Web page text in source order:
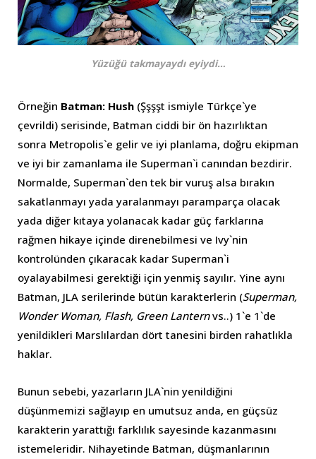
Yüzüğü takmayaydı eyiydi…
Örneğin Batman: Hush (Şşşşt ismiyle Türkçe`ye
çevrildi) serisinde, Batman ciddi bir ön hazırlıktan
sonra Metropolis`e gelir ve iyi planlama, doğru ekipman
ve iyi bir zamanlama ile Superman`i canından bezdirir.
Normalde, Superman`den tek bir vuruş alsa bırakın
sakatlanmayı yada yaralanmayı paramparça olacak
yada diğer kıtaya yolanacak kadar güç farklarına
rağmen hikaye içinde direnebilmesi ve Ivy`nin
kontrolünden çıkaracak kadar Superman`i
oyalayabilmesi gerektiği için yenmiş sayılır. Yine aynı
Batman, JLA serilerinde bütün karakterlerin (Superman,
Wonder Woman, Flash, Green Lanternvs..) 1`e 1`de
yenildikleri Marslılardan dört tanesini birden rahatlıkla
haklar.
Bunun sebebi, yazarların JLA`nin yenildiğini
düşünmemizi sağlayıp en umutsuz anda, en güçsüz
karakterin yarattığı farklılık sayesinde kazanmasını
istemeleridir. Nihayetinde Batman, düşmanlarının